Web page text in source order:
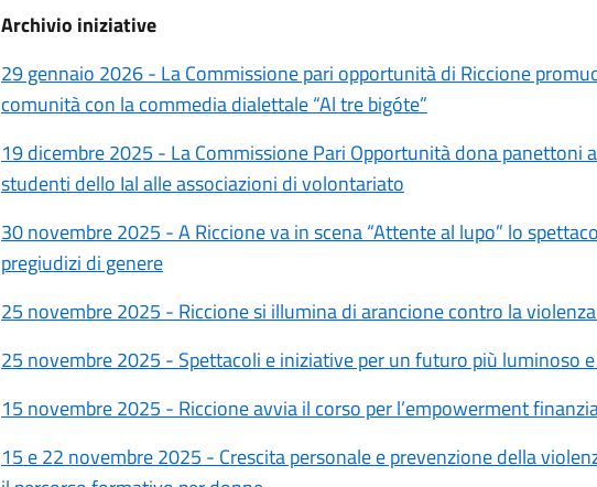
Archivio iniziative
29 gennaio 2026 - La Commissione pari opportunità di Riccione
comunità con la commedia dialettale “Al tre bigóte”
19 dicembre 2025 - La Commissione Pari Opportunità dona panettoni
studenti dello Ial alle associazioni di volontariato
30 novembre 2025 - A Riccione va in scena “Attente al lupo” lo
pregiudizi di genere
25 novembre 2025 - Riccione si illumina di arancione contro la
25 novembre 2025 - Spettacoli e iniziative per un futuro più luminoso
15 novembre 2025 - Riccione avvia il corso per l’empowerment
15 e 22 novembre 2025 - Crescita personale e prevenzione della